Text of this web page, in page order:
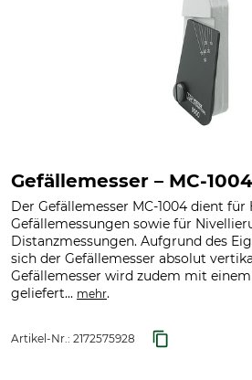
Gefällemesser – MC-1004
Der Gefällemesser MC-1004 dient für
Gefällemessungen sowie für
Distanzmessungen. Aufgrund des
sich der Gefällemesser absolut
Gefällemesser wird zudem mit
geliefert... mehr.
Artikel-Nr.: 2172575928